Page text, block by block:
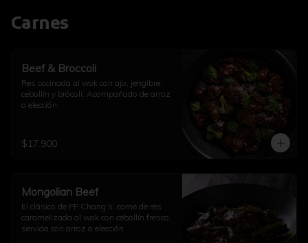
Carnes
Beef & Broccoli
Res cocinada al wok con ajo, jengibre,
cebollín y brócoli. Acompañado de arroz
a elección.
$17.900
Mongolian Beef
El clásico de PF Chang’s: carne de res
caramelizada al wok con cebollín fresco,
servida con arroz a elección.